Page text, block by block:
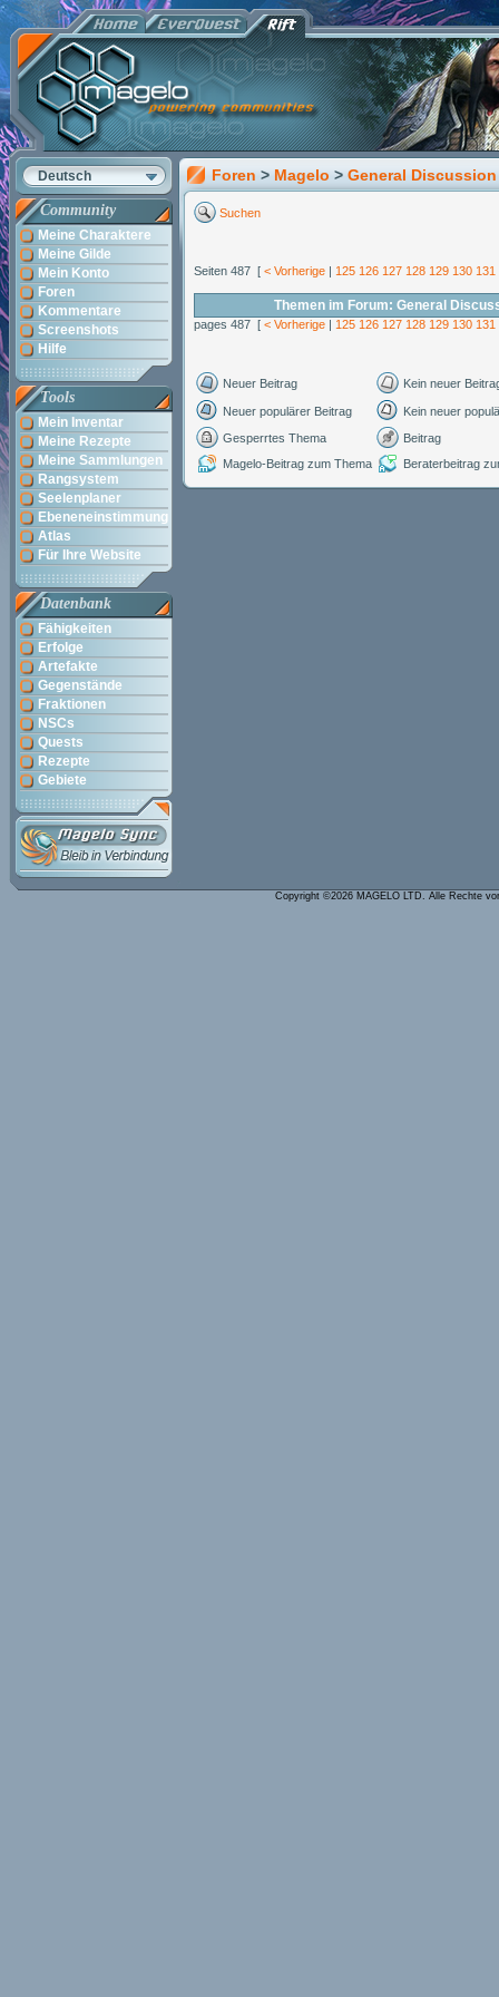
Deutsch
Community
Meine Charaktere
Meine Gilde
Mein Konto
Foren
Kommentare
Screenshots
Hilfe
Tools
Mein Inventar
Meine Rezepte
Meine Sammlungen
Rangsystem
Seelenplaner
Ebeneneinstimmung
Atlas
Für Ihre Website
Datenbank
Fähigkeiten
Erfolge
Artefakte
Gegenstände
Fraktionen
NSCs
Quests
Rezepte
Gebiete
Foren > Magelo > General Discussion
Suchen
Seiten 487 [ < Vorherige | 125 126 127 128 129 130 131
Themen im Forum: General
pages 487 [ < Vorherige | 125 126 127 128 129 130 131
Neuer Beitrag Kein neuer
Neuer populärer Beitrag
Kein neuer
Gesperrtes Thema
Beitrag
Magelo-Beitrag zum Thema
Beraterbeitrag
Copyright ©2026 MAGELO LTD. Alle Rechte